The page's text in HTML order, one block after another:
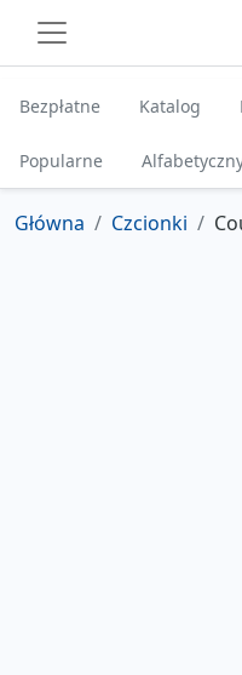
Bezpłatne Katalog
Popularne
Główna Czcionki